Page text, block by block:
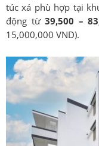
túc xá phù hợp tại
động từ 39,500 –
15,000,000 VND).